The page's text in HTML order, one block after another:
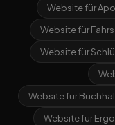
Website für
Website für
Website für
Website für
Website für